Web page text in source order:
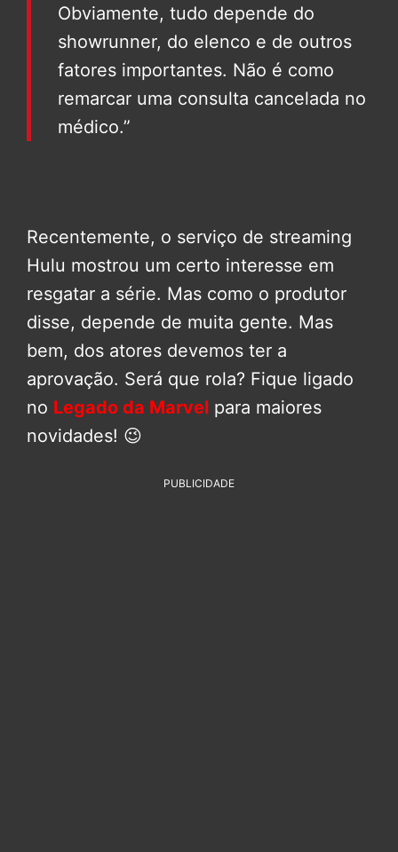
Obviamente, tudo depende do
showrunner, do elenco e de outros
fatores importantes. Não é como
remarcar uma consulta cancelada no
médico.”
Recentemente, o serviço de streaming
Hulu mostrou um certo interesse em
resgatar a série. Mas como o produtor
disse, depende de muita gente. Mas
bem, dos atores devemos ter a
aprovação. Será que rola? Fique ligado
no Legado da Marvel para maiores
novidades! 😉
PUBLICIDADE